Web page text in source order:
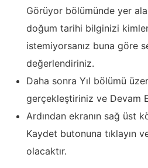
Görüyor bölümünde yer
doğum tarihi bilginizi
istemiyorsanız buna göre
değerlendiriniz.
Daha sonra Yıl bölümü
gerçekleştiriniz ve Devam
Ardından ekranın sağ üst
Kaydet butonuna tıklayın
olacaktır.